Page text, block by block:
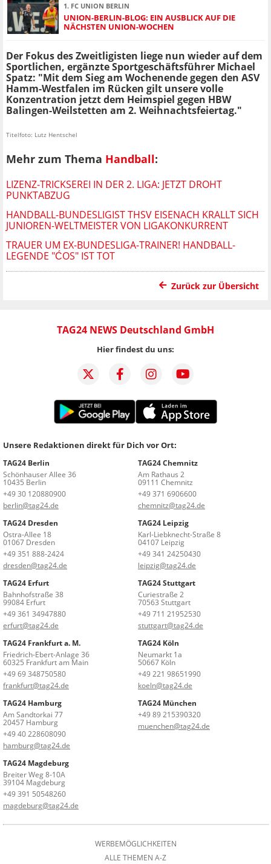
1. FC UNION BERLIN
UNION-BERLIN-BLOG: EIN AUSBLICK AUF DIE
NÄCHSTEN UNION-WOCHEN
Der Fokus des Zweitligisten liege nun wieder auf dem
Sportlichen, ergänzte Sportgeschäftsführer Michael
Spatz: "Mit dem Sieg am Wochenende gegen den ASV
Hamm-Westfalen im Rücken gilt unsere volle
Konzentration jetzt dem Heimspiel gegen HBW
Balingen-Weilstetten am 2. Weihnachtsfeiertag."
Titelfoto: Lutz Hentschel
Mehr zum Thema Handball:
LIZENZ-TRICKSEREI IN DER 2. LIGA: JETZT DROHT
PUNKTABZUG
HANDBALL-BUNDESLIGIST THSV EISENACH KRALLT SICH
JUNIOREN-WELTMEISTER VON LIGAKONKURRENT
TRAUER UM EX-BUNDESLIGA-TRAINER! HANDBALL-
LEGENDE "ĆOS" IST TOT
Zurück zur Übersicht
TAG24 NEWS Deutschland GmbH
Hier findest du uns:
Unsere Redaktionen direkt für Dich vor Ort:
TAG24 Berlin
Schönhauser Allee 36
10435 Berlin
+49 30 120880900
berlin@tag24.de
TAG24 Chemnitz
Am Rathaus 2
09111 Chemnitz
+49 371 6906600
chemnitz@tag24.de
TAG24 Dresden
Ostra-Allee 18
01067 Dresden
+49 351 888-2424
dresden@tag24.de
TAG24 Leipzig
Karl-Liebknecht-Straße 8
04107 Leipzig
+49 341 24250430
leipzig@tag24.de
TAG24 Erfurt
Bahnhofstraße 38
99084 Erfurt
+49 361 34947880
erfurt@tag24.de
TAG24 Stuttgart
Curiestraße 2
70563 Stuttgart
+49 711 21952530
stuttgart@tag24.de
TAG24 Frankfurt a. M.
Friedrich-Ebert-Anlage 36
60325 Frankfurt am Main
+49 69 348750580
frankfurt@tag24.de
TAG24 Köln
Neumarkt 1a
50667 Köln
+49 221 98651990
koeln@tag24.de
TAG24 Hamburg
Am Sandtorkai 77
20457 Hamburg
+49 40 228608090
hamburg@tag24.de
TAG24 München
+49 89 215390320
muenchen@tag24.de
TAG24 Magdeburg
Breiter Weg 8-10A
39104 Magdeburg
+49 391 50548260
magdeburg@tag24.de
WERBEMÖGLICHKEITEN
ALLE THEMEN A-Z